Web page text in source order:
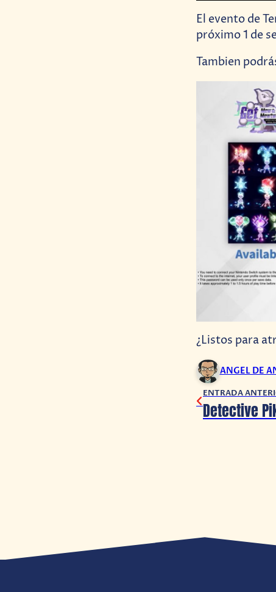
El evento de
próximo 1 de
Tambien
¿Listos para
ANGEL DE
ENTRADA